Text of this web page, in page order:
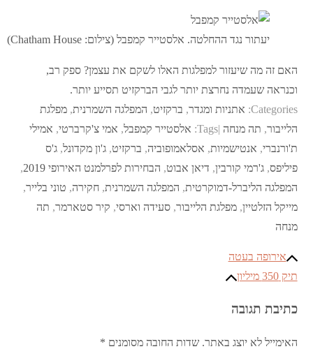
יעתור נגד ההחלטה. אלסטייר קמפבל (צילום: Chatham House)
האם זה מה שיעזור למפלגות האלו לשקם את עצמן? ספק רב,
וכנראה שעמדה נחרצת יותר לגבי הברקזיט תסייע יותר.
Categories: אתניות ומגדר, ברקזיט, המפלגה השמרנית,מפלגת
הלייבור, תה מנחה Tags: אלסטייר קמפבל, אמי צ'קרברטי, אמילי
ת'ורנברי, אנטישמיות, אסלאמופוביה, ברקזיט,ג'ון מקדונל,ג'ס
פיליפס,ג'רמי קורבין, דיאן אבוט, הבחירות לפרלמנט האירופי 2019
,
המפלגה הליברל-דמוקרטית, המפלגה השמרנית,חקירה, טוני בלייר,
מייקל הזלטיין,מפלגת הלייבור,סעידה וארסי, קיר סטארמר, תה
מנחה
ניווט
אירופה בעטה
תיק 350 מיליון
כתיבת תגובה
האימייל לא יוצג באתר. שדות החובה מסומנים *